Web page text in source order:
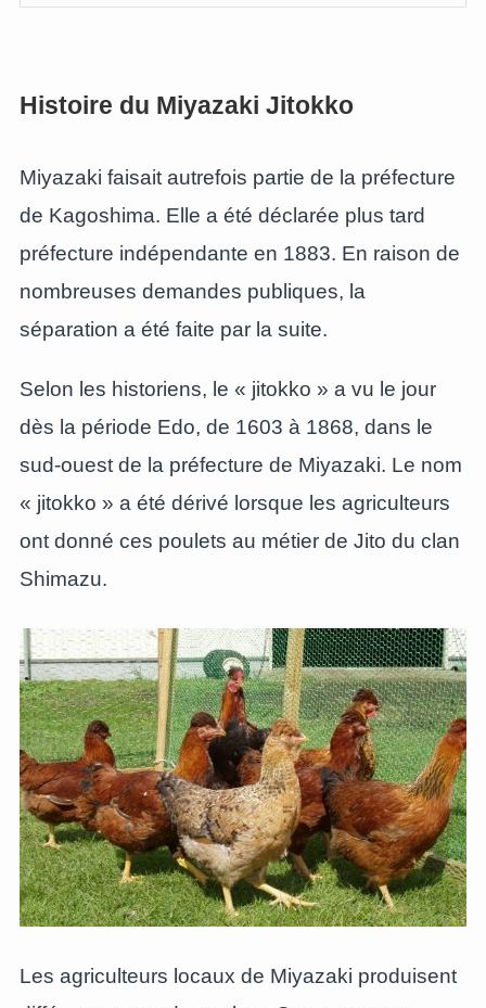
Histoire du Miyazaki Jitokko
Miyazaki faisait autrefois partie de la préfecture
de Kagoshima. Elle a été déclarée plus tard
préfecture indépendante en 1883. En raison de
nombreuses demandes publiques, la
séparation a été faite par la suite.
Selon les historiens, le « jitokko » a vu le jour
dès la période Edo, de 1603 à 1868, dans le
sud-ouest de la préfecture de Miyazaki. Le nom
« jitokko » a été dérivé lorsque les agriculteurs
ont donné ces poulets au métier de Jito du clan
Shimazu.
Les agriculteurs locaux de Miyazaki produisent